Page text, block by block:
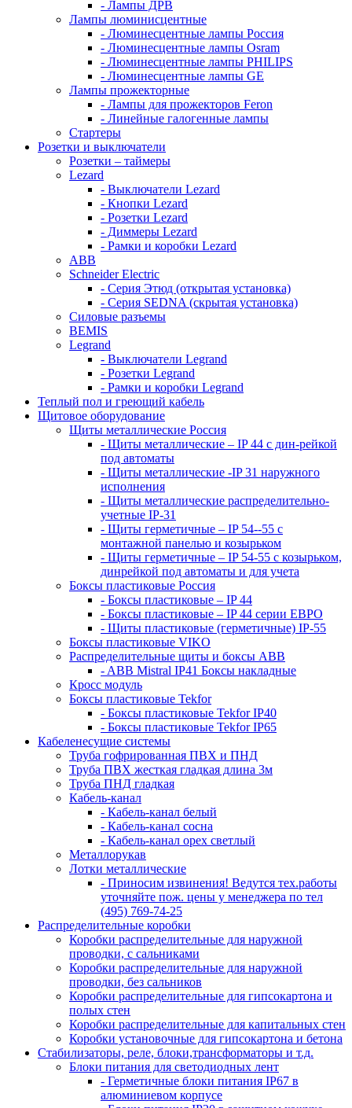
- Лампы ДРВ
Лампы люминисцентные
- Люминесцентные лампы Россия
- Люминесцентные лампы Osram
- Люминесцентные лампы PHILIPS
- Люминесцентные лампы GE
Лампы прожекторные
- Лампы для прожекторов Feron
- Линейные галогенные лампы
Стартеры
Розетки и выключатели
Розетки – таймеры
Lezard
- Выключатели Lezard
- Кнопки Lezard
- Розетки Lezard
- Диммеры Lezard
- Рамки и коробки Lezard
ABB
Schneider Electric
- Серия Этюд (открытая установка)
- Серия SEDNA (скрытая установка)
Силовые разъемы
BEMIS
Legrand
- Выключатели Legrand
- Розетки Legrand
- Рамки и коробки Legrand
Теплый пол и греющий кабель
Щитовое оборудование
Щиты металлические Россия
- Щиты металлические – IP 44 с дин-рейкой
под автоматы
- Щиты металлические -IP 31 наружного
исполнения
- Щиты металлические распределительно-
учетные IP-31
- Щиты герметичные – IP 54--55 с
монтажной панелью и козырьком
- Щиты герметичные – IP 54-55 с козырьком,
динрейкой под автоматы и для учета
Боксы пластиковые Россия
- Боксы пластиковые – IP 44
- Боксы пластиковые – IP 44 серии ЕВРО
- Щиты пластиковые (герметичные) IP-55
Боксы пластиковые VIKO
Распределительные щиты и боксы АВВ
- ABB Mistral IP41 Боксы накладные
Кросс модуль
Боксы пластиковые Tekfor
- Боксы пластиковые Tekfor IP40
- Боксы пластиковые Tekfor IP65
Кабеленесущие системы
Труба гофрированная ПВХ и ПНД
Труба ПВХ жесткая гладкая длина 3м
Труба ПНД гладкая
Кабель-канал
- Кабель-канал белый
- Кабель-канал сосна
- Кабель-канал орех светлый
Металлорукав
Лотки металлические
- Приносим извинения! Ведутся тех.работы
уточняйте пож. цены у менеджера по тел
(495) 769-74-25
Распределительные коробки
Коробки распределительные для наружной
проводки, с сальниками
Коробки распределительные для наружной
проводки, без сальников
Коробки распределительные для гипсокартона и
полых стен
Коробки распределительные для капитальных стен
Коробки установочные для гипсокартона и бетона
Стабилизаторы, реле, блоки,трансформаторы и т.д.
Блоки питания для светодиодных лент
- Герметичные блоки питания IP67 в
алюминиевом корпусе